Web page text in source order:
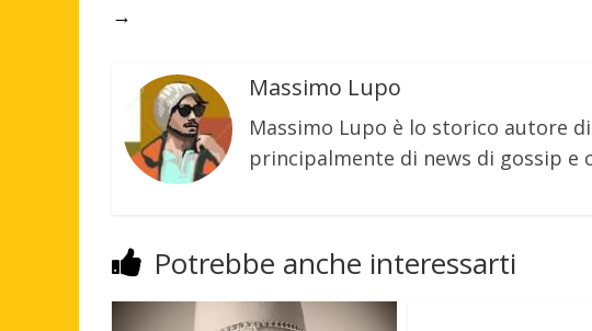
→
Massimo Lupo
Massimo Lupo è lo storico autore
principalmente di news di gossip e
Potrebbe anche interessarti